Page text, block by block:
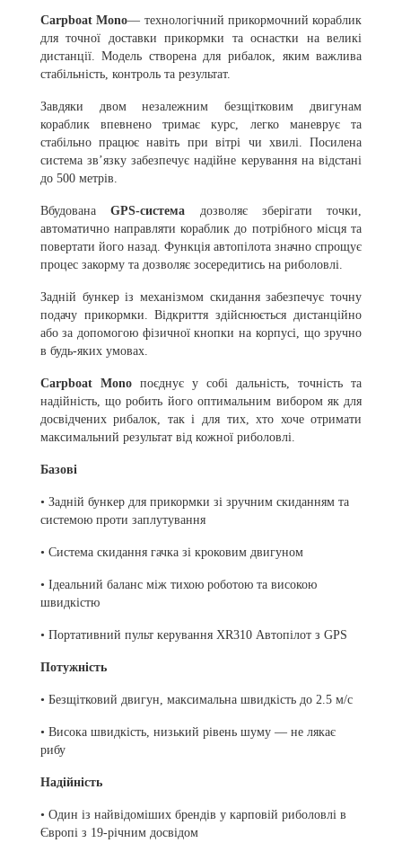
Carpboat Mono— технологічний прикормочний кораблик
для точної доставки прикормки та оснастки на великі
дистанції. Модель створена для рибалок, яким важлива
стабільність, контроль та результат.
Завдяки двом незалежним безщітковим двигунам
кораблик впевнено тримає курс, легко маневрує та
стабільно працює навіть при вітрі чи хвилі. Посилена
система зв’язку забезпечує надійне керування на відстані
до 500 метрів.
ВбудованаGPS-система дозволяє зберігати точки,
автоматично направляти кораблик до потрібного місця та
повертати його назад. Функція автопілота значно спрощує
процес закорму та дозволяє зосередитись на риболовлі.
Задній бункер із механізмом скидання забезпечує точну
подачу прикормки. Відкриття здійснюється дистанційно
або за допомогою фізичної кнопки на корпусі, що зручно
в будь-яких умовах.
Carpboat Monoпоєднує у собі дальність, точність та
надійність, що робить його оптимальним вибором як для
досвідчених рибалок, так і для тих, хто хоче отримати
максимальний результат від кожної риболовлі.
Базові
• Задній бункер для прикормки зі зручним скиданням та
системою проти заплутування
• Система скидання гачка зі кроковим двигуном
• Ідеальний баланс між тихою роботою та високою
швидкістю
• Портативний пульт керування XR310 Автопілот з GPS
Потужність
• Безщітковий двигун, максимальна швидкість до 2.5 м/с
• Висока швидкість, низький рівень шуму — не лякає
рибу
Надійність
• Один із найвідоміших брендів у карповій риболовлі в
Європі з 19-річним досвідом